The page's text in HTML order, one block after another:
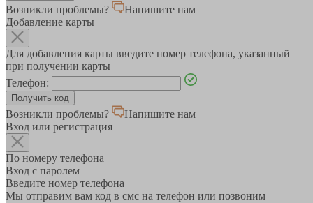
Возникли проблемы?
Напишите нам
Добавление карты
Для добавления карты введите номер телефона, указанный
при получении карты
Телефон:
Возникли проблемы?
Напишите нам
Вход или регистрация
По номеру телефона
Вход с паролем
Введите номер телефона
Мы отправим вам код в смс на телефон или позвоним